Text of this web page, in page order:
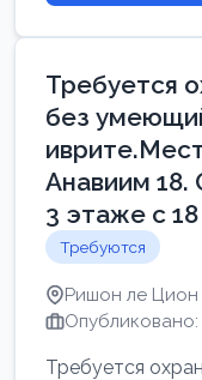
Требуется
без
Анавиим 18.
3 этаже с
Требуются
Ришон ле Цион
Требуется